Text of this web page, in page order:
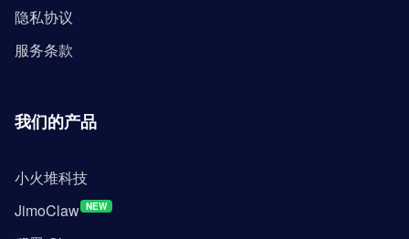
隐私协议
服务条款
我们的产品
小火堆科技
JimoClaw NEW